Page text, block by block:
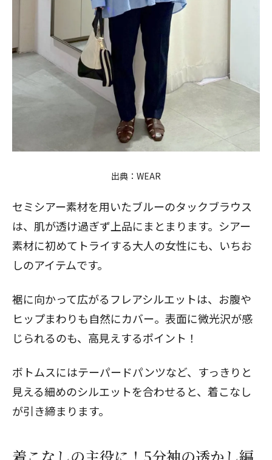
出典： WEAR
セミシアー素材を用いたブルーのタックブラウス
は、肌が透け過ぎず上品にまとまります。シアー
素材に初めてトライする大人の女性にも、いちお
しのアイテムです。
裾に向かって広がるフレアシルエットは、お腹や
ヒップまわりも自然にカバー。表面に微光沢が感
じられるのも、高見えするポイント！
ボトムスにはテーパードパンツなど、すっきりと
見える細めのシルエットを合わせると、着こなし
が引き締まります。